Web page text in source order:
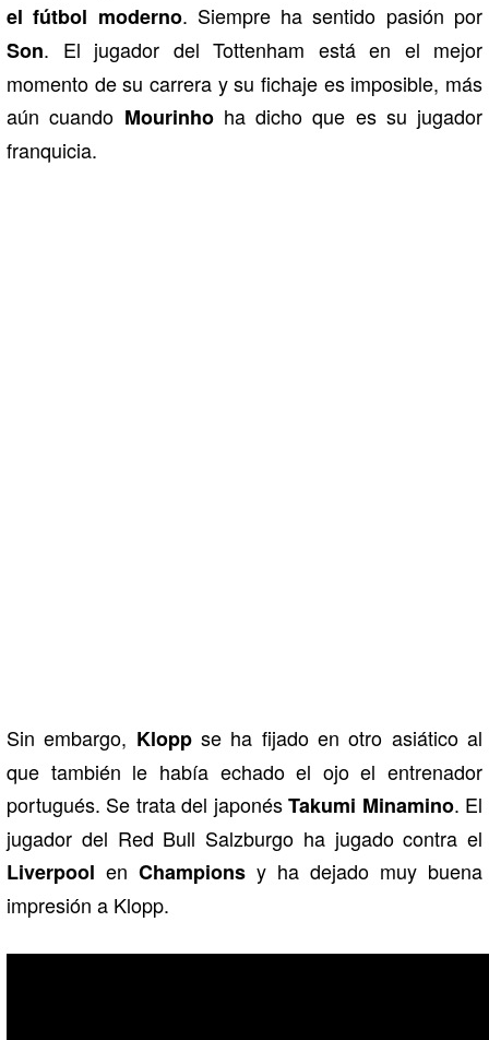
el fútbol moderno. Siempre ha sentido pasión por
Son. El jugador del Tottenham está en el mejor
momento de su carrera y su fichaje es imposible, más
aún cuando Mourinhoha dicho que es su jugador
franquicia.
Sin embargo, Kloppse ha fijado en otro asiático al
que también le había echado el ojo el entrenador
portugués. Se trata del japonésTakumi Minamino. El
jugador del Red Bull Salzburgo ha jugado contra el
Liverpool en Champions y ha dejado muy buena
impresión a Klopp.